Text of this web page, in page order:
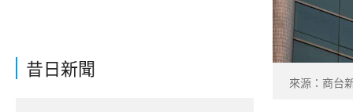
昔日新聞
來源：商台